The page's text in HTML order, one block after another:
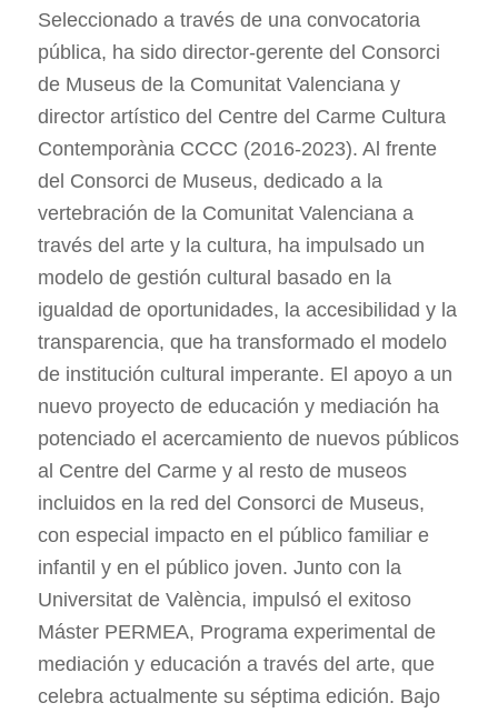
Seleccionado a través de una convocatoria
pública, ha sido director-gerente del Consorci
de Museus de la Comunitat Valenciana y
director artístico del Centre del Carme Cultura
Contemporània CCCC (2016-2023). Al frente
del Consorci de Museus, dedicado a la
vertebración de la Comunitat Valenciana a
través del arte y la cultura, ha impulsado un
modelo de gestión cultural basado en la
igualdad de oportunidades, la accesibilidad y la
transparencia, que ha transformado el modelo
de institución cultural imperante. El apoyo a un
nuevo proyecto de educación y mediación ha
potenciado el acercamiento de nuevos públicos
al Centre del Carme y al resto de museos
incluidos en la red del Consorci de Museus,
con especial impacto en el público familiar e
infantil y en el público joven. Junto con la
Universitat de València, impulsó el exitoso
Máster PERMEA, Programa experimental de
mediación y educación a través del arte, que
celebra actualmente su séptima edición. Bajo